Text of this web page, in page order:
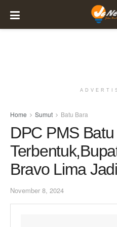
Home Sumut Batu Bara
DPC PMS
Bravo Lima
November 8, 2024